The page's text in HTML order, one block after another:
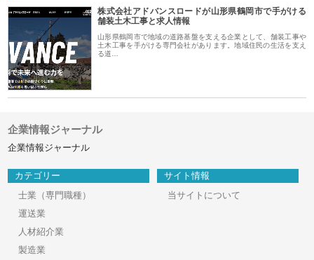
株式会社アドバンスロードが山形県鶴岡市で手がける
舗装土木工事と求人情報
山形県鶴岡市で地域の道路基盤を支える企業として、舗装工事や
土木工事を手がける専門会社があります。地域住民の生活を支え
る道…
企業情報ジャーナル
企業情報ジャーナル
カテゴリー
士業（専門職種）
運送業
人材紹介業
製造業
サイト情報
当サイトについて